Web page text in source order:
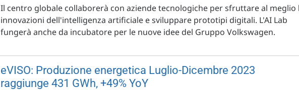
Il centro globale collaborerà con aziende tecnologiche per sfruttare al meglio
innovazioni dell'intelligenza artificiale e sviluppare prototipi digitali. L'AI Lab
fungerà anche da incubatore per le nuove idee del Gruppo Volkswagen.
eVISO: Produzione energetica Luglio-Dicembre 2023
raggiunge 431 GWh, +49% YoY